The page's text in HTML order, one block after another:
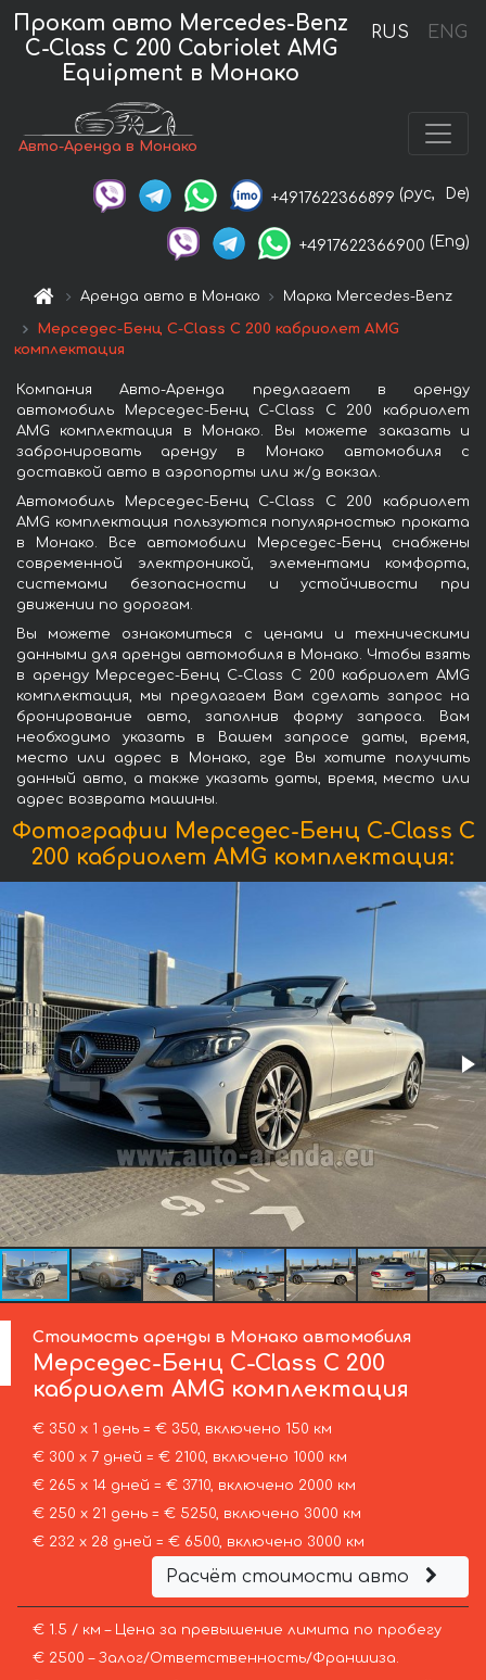
RUS ENG
Прокат авто Mercedes-Benz
C-Class C 200 Cabriolet AMG
Equipment в Монако
Авто-Аренда в Монако
+4917622366899 (рус, De)
+4917622366900 (Eng)
Аренда авто в Монако Марка Mercedes-Benz
Мерседес-Бенц C-Class C 200 кабриолет AMG
комплектация
Компания Авто-Аренда предлагает в аренду
автомобиль Мерседес-Бенц C-Class C 200 кабриолет
AMG комплектация в Монако. Вы можете заказать и
забронировать аренду в Монако автомобиля с
доставкой авто в аэропорты или ж/д вокзал.
Автомобиль Мерседес-Бенц C-Class C 200 кабриолет
AMG комплектация пользуются популярностью проката
в Монако. Все автомобили Мерседес-Бенц снабжены
современной электроникой, элементами комфорта,
системами безопасности и устойчивости при
движении по дорогам.
Вы можете ознакомиться с ценами и техническими
данными для аренды автомобиля в Монако. Чтобы взять
в аренду Мерседес-Бенц C-Class C 200 кабриолет AMG
комплектация, мы предлагаем Вам сделать запрос на
бронирование авто, заполнив форму запроса. Вам
необходимо указать в Вашем запросе даты, время,
место или адрес в Монако, где Вы хотите получить
данный авто, а также указать даты, время, место или
адрес возврата машины.
Фотографии Мерседес-Бенц C-Class C
200 кабриолет AMG комплектация:
Стоимость аренды в Монако автомобиля
Мерседес-Бенц C-Class C 200
кабриолет AMG комплектация
€ 350 х 1 день = € 350, включено 150 км
€ 300 х 7 дней = € 2100, включено 1000 км
€ 265 х 14 дней = € 3710, включено 2000 км
€ 250 х 21 день = € 5250, включено 3000 км
€ 232 х 28 дней = € 6500, включено 3000 км
Расчёт стоимости авто
€ 1.5 / км – Цена за превышение лимита по пробегу
€ 2500 – Залог/Ответственность/Франшиза.